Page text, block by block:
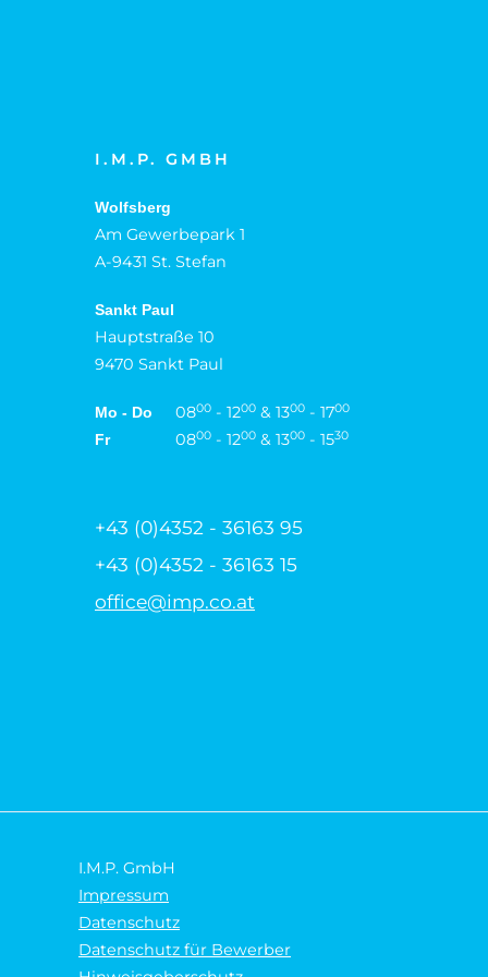
I.M.P. GMBH
Wolfsberg
Am Gewerbepark 1
A-9431 St. Stefan
Sankt Paul
Hauptstraße 10
9470 Sankt Paul
Mo - Do 0800 - 1200 & 1300 - 1700
Fr 0800 - 1200 & 1300 - 1530
+43 (0)4352 - 36163 95
+43 (0)4352 - 36163 15
office@imp.co.at
I.M.P. GmbH
Impressum
Datenschutz
Datenschutz für Bewerber